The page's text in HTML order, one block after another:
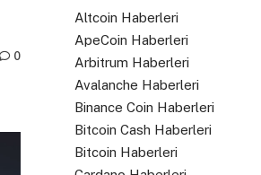
0
Altcoin Haberleri
ApeCoin Haberleri
Arbitrum Haberleri
Avalanche Haberleri
Binance Coin Haberleri
Bitcoin Cash Haberleri
Bitcoin Haberleri